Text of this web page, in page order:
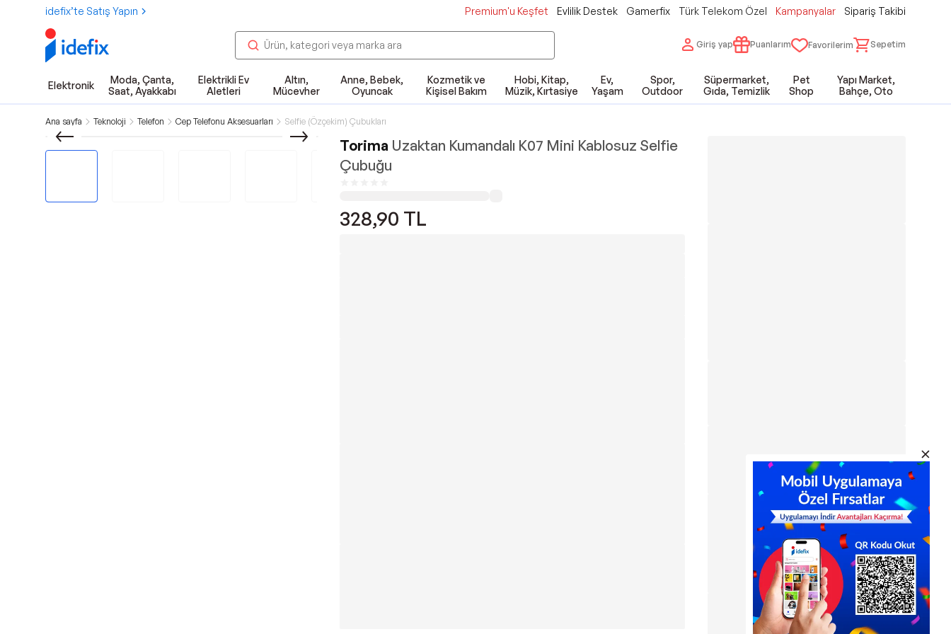
idefix’te Satış Yapın Premium'u Keşfet Evlilik Destek Gamerfix Türk Telekom Özel Kampanyalar Sipariş Takibi
Giriş yap Puanlarım Favorilerim Sepetim
Elektronik
Moda, Çanta,
Saat, Ayakkabı
Elektrikli Ev
Aletleri
Altın,
Mücevher
Anne, Bebek,
Oyuncak
Kozmetik ve
Kişisel Bakım
Hobi, Kitap,
Müzik, Kırtasiye
Ev,
Yaşam
Spor,
Outdoor
Süpermarket,
Gıda, Temizlik
Pet
Shop
Yapı Market,
Bahçe, Oto
Ana sayfa Teknoloji Telefon Cep Telefonu Aksesuarları Selfie (Özçekim) Çubukları
Torima Uzaktan Kumandalı K07 Mini Kablosuz Selfie
Çubuğu
328,90 TL